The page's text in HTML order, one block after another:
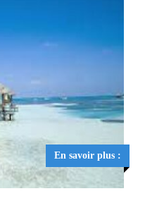
En savoir plus :